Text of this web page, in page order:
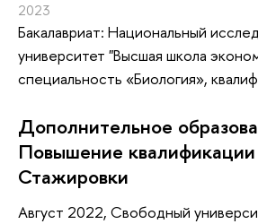
2023
Бакалавриат: Национальный
университет "Высшая школа
специальность «Биология»,
Дополнительное
Повышение
Стажировки
Август 2022, Свободный